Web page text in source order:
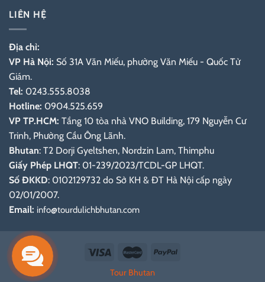
LIÊN HỆ
Địa chỉ:
VP Hà Nội: Số 31A Văn Miếu, phường Văn Miếu - Quốc Tử
Giám.
Tel: 0243.555.8038
Hotline: 0904.525.659
VP TP.HCM: Tầng 10 tòa nhà VNO Building, 179 Nguyễn Cư
Trinh, Phường Cầu Ông Lãnh.
Bhutan: T2 Dorji Gyeltshen, Nordzin Lam, Thimphu
Giấy Phép LHQT: 01-239/2023/TCDL-GP LHQT.
Số ĐKKD: 0102129732 do Sở KH & ĐT Hà Nội cấp ngày
02/01/2007.
Email: info@tourdulichbhutan.com
Tour Bhutan